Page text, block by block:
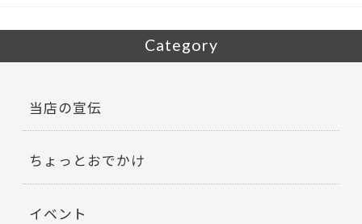
Category
当店の宣伝
ちょっとおでかけ
イベント